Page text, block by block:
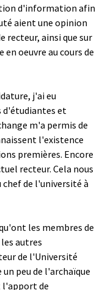
d'information afin
aient une opinion
recteur, ainsi que sur
oeuvre au cours de
j'ai eu
d'étudiantes et
m'a permis de
l'existence
premières. Encore
recteur. Cela nous
de l'université à
les membres de
autres
de l'Université
peu de l'archaïque
l'apport de